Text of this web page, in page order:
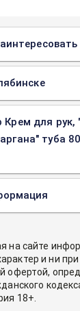
Крем для рук,
туба
на сайте
и ни при
офертой,
18+.